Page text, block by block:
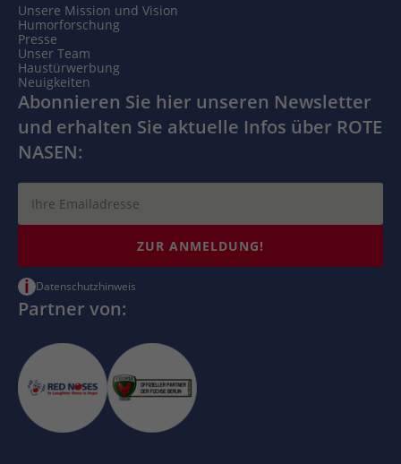
Unsere Mission und Vision
Humorforschung
Presse
Unser Team
Haustürwerbung
Neuigkeiten
Abonnieren Sie hier unseren Newsletter
und erhalten Sie aktuelle Infos über ROTE
NASEN:
ZUR ANMELDUNG!
i Datenschutzhinweis
Partner von: